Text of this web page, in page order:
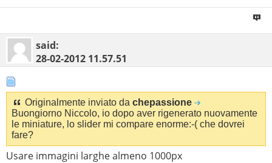
said:
28-02-2012 11.57.51
Originalmente inviato da chepassione
Buongiorno Niccolo, io dopo aver rigenerato nuovamente
le miniature, lo slider mi compare enorme:-( che dovrei
fare?
Usare immagini larghe almeno 1000px